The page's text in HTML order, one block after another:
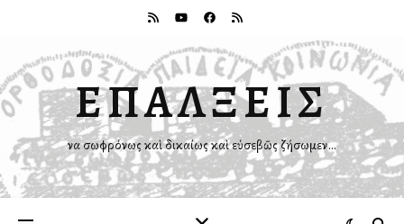
ΕΠΑΛΞΕΙΣ
Ἵνα σωφρόνως καὶ δικαίως καὶ εὐσεβῶς ζήσωμεν…